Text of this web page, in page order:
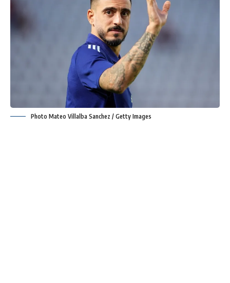
Photo Mateo Villalba Sanchez / Getty Images